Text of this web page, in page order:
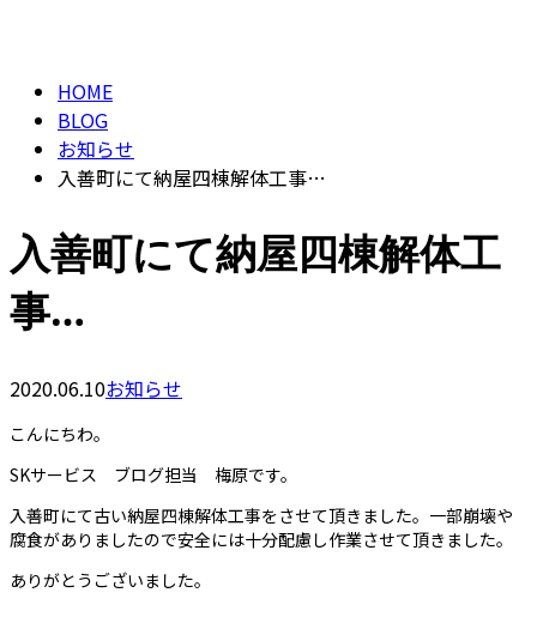
HOME
BLOG
お知らせ
入善町にて納屋四棟解体工事…
入善町にて納屋四棟解体工
事…
2020.06.10お知らせ
こんにちわ。
SKサービス ブログ担当 梅原です。
入善町にて古い納屋四棟解体工事をさせて頂きました。一部崩壊や
腐食がありましたので安全には十分配慮し作業させて頂きました。
ありがとうございました。